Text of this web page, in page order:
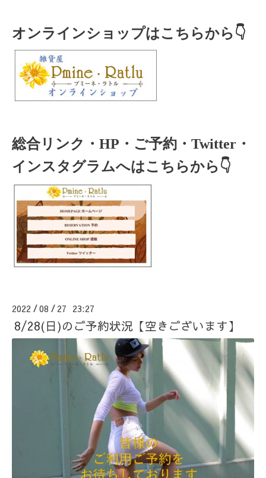
オンラインショップはこちらから👇
総合リンク・HP・ご予約・Twitter・
インスタグラムへはこちらから👇
2022 /08 / 27 23:27
8/28(日)のご予約状況【空きございます】